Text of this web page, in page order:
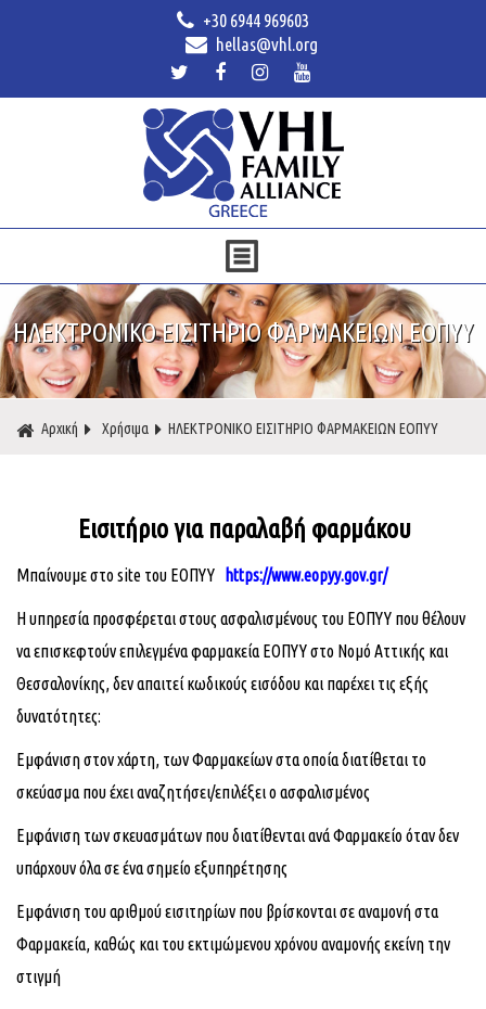
+30 6944 969603
hellas@vhl.org
ΗΛΕΚΤΡΟΝΙΚΟ ΕΙΣΙΤΗΡΙΟ ΦΑΡΜΑΚΕΙΩΝ ΕΟΠΥΥ
Αρχική Χρήσιμα ΗΛΕΚΤΡΟΝΙΚΟ ΕΙΣΙΤΗΡΙΟ ΦΑΡΜΑΚΕΙΩΝ ΕΟΠΥΥ
Εισιτήριο για παραλαβή φαρμάκου
Μπαίνουμε στοsite του ΕΟΠΥΥ https://www.eopyy.gov.gr/
Η υπηρεσία προσφέρεται στους ασφαλισμένους του ΕΟΠΥΥ που θέλουν
να επισκεφτούν επιλεγμένα φαρμακεία ΕΟΠΥΥ στο Νομό Αττικής και
Θεσσαλονίκης, δεν απαιτεί κωδικούς εισόδου και παρέχει τις εξής
δυνατότητες:
Εμφάνιση στον χάρτη, των Φαρμακείων στα οποία διατίθεται το
σκεύασμα που έχει αναζητήσει/επιλέξει ο ασφαλισμένος
Εμφάνιση των σκευασμάτων που διατίθενται ανά Φαρμακείο όταν δεν
υπάρχουν όλα σε ένα σημείο εξυπηρέτησης
Εμφάνιση του αριθμού εισιτηρίων που βρίσκονται σε αναμονή στα
Φαρμακεία, καθώς και του εκτιμώμενου χρόνου αναμονής εκείνη την
στιγμή